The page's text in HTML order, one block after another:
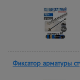
Фиксатор арматуры